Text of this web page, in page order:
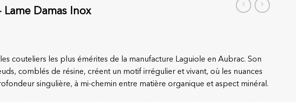
Damas Inox
couteliers les plus émérites de la manufacture Laguiole en Aubrac. Son
comblés de résine, créent un motif irrégulier et vivant, où les nuances
singulière, à mi-chemin entre matière organique et aspect minéral.